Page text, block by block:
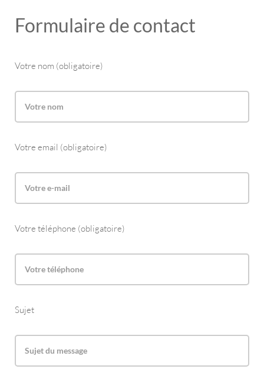
Formulaire de contact
Votre nom (obligatoire)
Votre email (obligatoire)
Votre téléphone (obligatoire)
Sujet